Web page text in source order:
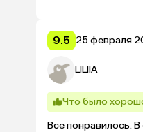
проводами от
Я заплатила 6500
оставаться . Я
штраф за одну
на сайте совсем
9.5 25 февраля
LILIIA
Что было
Все понравилось.